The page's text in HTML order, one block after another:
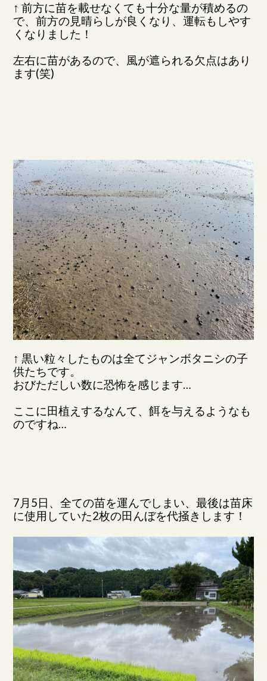
↑ 前方に苗を載せなくても十分な量が積めるの
で、前方の見晴らしが良くなり、運転もしやす
くなりました！
左右に苗があるので、風が遮られる欠点はあり
ます(笑)
↑ 黒い粒々したものは全てジャンボタニシの子
供たちです。
おびただしい数に恐怖を感じます…
ここに田植えするなんて、餌を与えるようなも
のですね…
7月5日、全ての苗を運んでしまい、最後は苗床
に使用していた2枚の田んぼを代掻きします！